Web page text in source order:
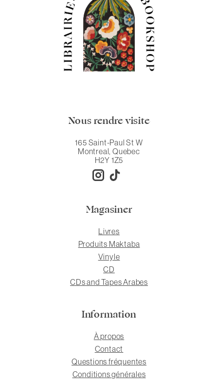
Nous rendre visite
165 Saint-Paul St W
Montreal, Quebec
H2Y 1Z5
Magasiner
Livres
Produits Maktaba
Vinyle
CD
CDs and Tapes Arabes
Information
À propos
Contact
Questions fréquentes
Conditions générales